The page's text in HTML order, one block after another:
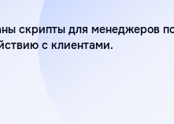
скрипты для менеджеров
с клиентами.